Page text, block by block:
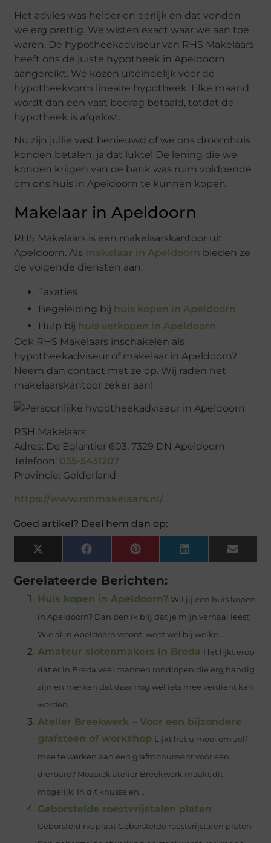
Het advies was helder en eerlijk en dat vonden
we erg prettig. We wisten exact waar we aan toe
waren. De hypotheekadviseur van RHS Makelaars
heeft ons de juiste hypotheek in Apeldoorn
aangereikt. We kozen uiteindelijk voor de
hypotheekvorm lineaire hypotheek. Elke maand
wordt dan een vast bedrag betaald, totdat de
hypotheek is afgelost.
Nu zijn jullie vast benieuwd of we ons droomhuis
konden betalen, ja dat lukte! De lening die we
konden krijgen van de bank was ruim voldoende
om ons huis in Apeldoorn te kunnen kopen.
Makelaar in Apeldoorn
RHS Makelaars is een makelaarskantoor uit
Apeldoorn. Als makelaar in Apeldoorn bieden ze
de volgende diensten aan:
Taxaties
Begeleiding bij huis kopen in Apeldoorn
Hulp bij huis verkopen in Apeldoorn
Ook RHS Makelaars inschakelen als
hypotheekadviseur of makelaar in Apeldoorn?
Neem dan contact met ze op. Wij raden het
makelaarskantoor zeker aan!
RSH Makelaars
Adres: De Eglantier 603, 7329 DN Apeldoorn
Telefoon: 055-5431207
Provincie: Gelderland
https://www.rshmakelaars.nl/
Goed artikel? Deel hem dan op:
X
(Twitter)
FacebookPinterestLinkedIn Email
Gerelateerde Berichten:
Huis kopen in Apeldoorn? Wil jij een huis kopen
in Apeldoorn? Dan ben ik blij dat je mijn verhaal leest!
Wie al in Apeldoorn woont, weet wel bij welke...
Amateur slotenmakers in Breda Het lijkt erop
dat er in Breda veel mannen rondlopen die erg handig
zijn en merken dat daar nog wel iets mee verdient kan
worden....
Atelier Breekwerk – Voor een bijzondere
grafsteen of workshop Lijkt het u mooi om zelf
mee te werken aan een grafmonument voor een
dierbare? Mozaïek atelier Breekwerk maakt dit
mogelijk. In dit knusse en...
Geborstelde roestvrijstalen platen
Geborsteld rvs plaat Geborstelde roestvrijstalen platen